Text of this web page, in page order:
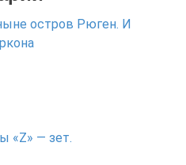
остров Рюген. И
«Z» — зет.